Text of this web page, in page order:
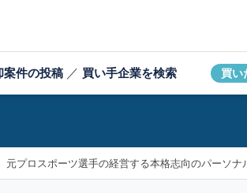
案件の投稿 ／ 買い手企業を検索 買い
元プロスポーツ選手の経営する本格志向のパーソナ